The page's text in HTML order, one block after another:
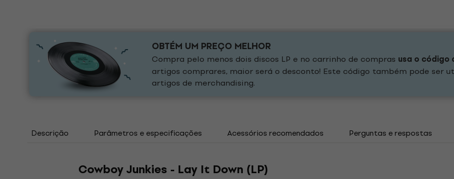
OBTÉM UM PREÇO MELHOR
Compra pelo menos dois discos LP e no carrinho de compras usa o código
artigos comprares, maior será o desconto! Este código também pode ser
artigos de merchandising.
Descrição Parâmetros e especificações Acessórios recomendados Perguntas e respostas
Cowboy Junkies - Lay It Down (LP)